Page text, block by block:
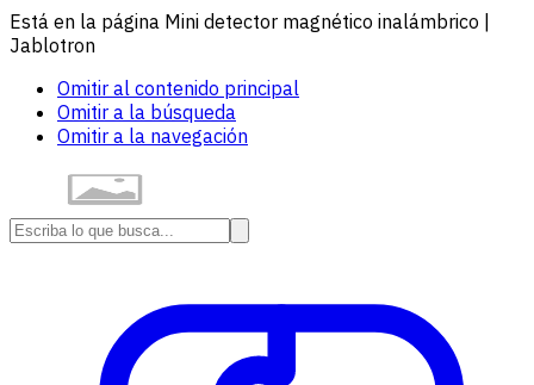
Está en la página Mini detector magnético inalámbrico |
Jablotron
Omitir al contenido principal
Omitir a la búsqueda
Omitir a la navegación